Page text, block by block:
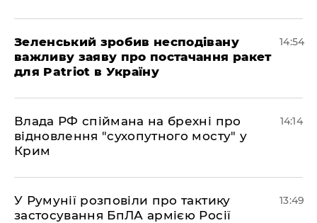
Зеленський зробив несподівану
важливу заяву про постачання ракет
для Patriot в Україну
14:54
Влада РФ спіймана на брехні про
відновлення "сухопутного мосту" у
Крим
14:14
У Румунії розповіли про тактику
застосування БпЛА армією Росії
13:49